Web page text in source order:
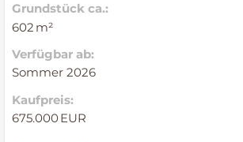
Grund­stück ca.:
602 m²
Verfügbar ab:
Sommer 2026
Kaufpreis:
675.000 EUR